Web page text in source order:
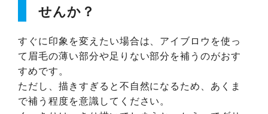
せんか？
すぐに印象を変えたい場合は、アイブロウを使っ
て眉毛の薄い部分や足りない部分を補うのがおす
すめです。
ただし、描きすぎると不自然になるため、あくま
で補う程度を意識してください。